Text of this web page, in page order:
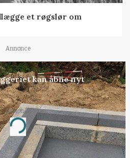
et røgslør om
Annonce
kan åbne nyt
Annonce
Loading...